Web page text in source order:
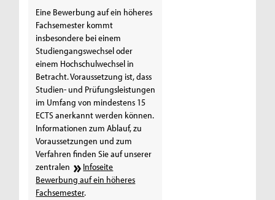
Eine Bewerbung auf ein höheres
Fachsemester kommt
insbesondere bei einem
Studiengangswechsel oder
einem Hochschulwechsel in
Betracht. Voraussetzung ist, dass
Studien- und Prüfungsleistungen
im Umfang von mindestens 15
ECTS anerkannt werden können.
Informationen zum Ablauf, zu
Voraussetzungen und zum
Verfahren finden Sie auf unserer
zentralen
Infoseite
Bewerbung auf ein höheres
Fachsemester.